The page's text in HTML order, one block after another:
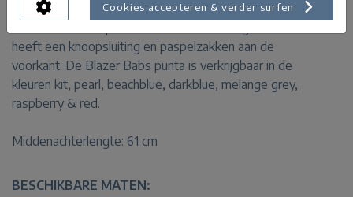
De Blazer Babs punta is een comfortabele blazer door
heeft een knoopsluiting en paspelzakken aan de
voorkant. De Blazer Babs punta is verkrijgbaar in de
kleuren kit, pearl, beachblue, darkblue, melange grey,
raspberry & red.
Middenachterlengte: 61 cm
BESCHIKBARE MATEN:
Cookies accepteren & verder surfen